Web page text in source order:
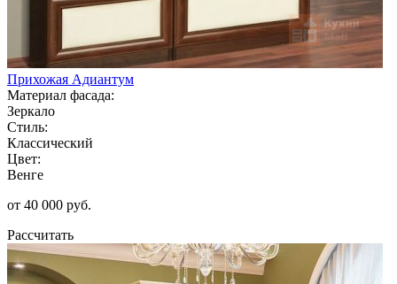
Прихожая Адиантум
Материал фасада:
Зеркало
Стиль:
Классический
Цвет:
Венге
от 40 000 руб.
Рассчитать